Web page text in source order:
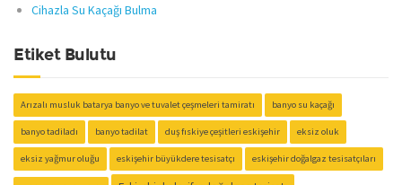
Cihazla Su Kaçağı Bulma
Etiket Bulutu
Arızalı musluk batarya banyo ve tuvalet çeşmeleri tamiratı banyo su kaçağı
banyo tadiladı banyo tadilat duş fıskiye çeşitleri eskişehir eksiz oluk
eksiz yağmur oluğu eskişehir büyükdere tesisatçı eskişehir doğalgaz tesisatçıları